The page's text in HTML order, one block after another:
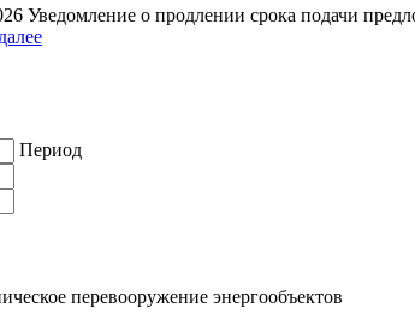
Уведомление о продлении срока подачи
Период
перевооружение энергообъектов